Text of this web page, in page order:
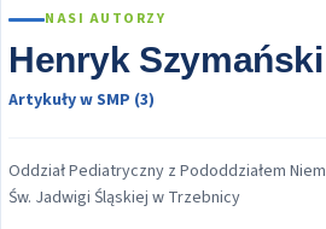
NASI AUTORZY
Henryk Szymański
Artykuły w SMP (3)
Oddział Pediatryczny z Pododdziałem
Św. Jadwigi Śląskiej w Trzebnicy